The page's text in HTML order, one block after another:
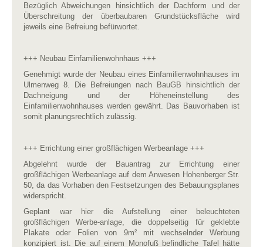
Bezüglich Abweichungen hinsichtlich der Dachform und der
Überschreitung der überbaubaren Grundstücksfläche wird
jeweils eine Befreiung befürwortet.
+++ Neubau Einfamilienwohnhaus +++
Genehmigt wurde der Neubau eines Einfamilienwohnhauses im
Ulmenweg 8. Die Befreiungen nach BauGB hinsichtlich der
Dachneigung und der Höheneinstellung des
Einfamilienwohnhauses werden gewährt. Das Bauvorhaben ist
somit planungsrechtlich zulässig.
+++ Errichtung einer großflächigen Werbeanlage +++
Abgelehnt wurde der Bauantrag zur Errichtung einer
großflächigen Werbeanlage auf dem Anwesen Hohenberger Str.
50, da das Vorhaben den Festsetzungen des Bebauungsplanes
widerspricht.
Geplant war hier die Aufstellung einer beleuchteten
großflächigen Werbe-anlage, die doppelseitig für geklebte
Plakate oder Folien von 9m² mit wechselnder Werbung
konzipiert ist. Die auf einem Monofuß befindliche Tafel hätte